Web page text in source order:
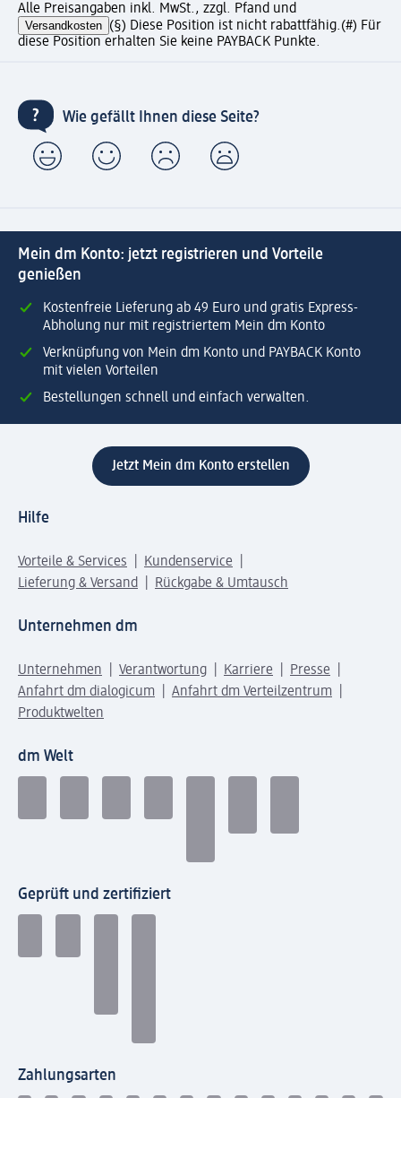
Alle Preisangaben inkl. MwSt., zzgl. Pfand und
Versandkosten (§) Diese Position ist nicht rabattfähig.(#) Für
diese Position erhalten Sie keine PAYBACK Punkte.
Wie gefällt Ihnen diese Seite?
Mein dm Konto: jetzt registrieren und Vorteile
genießen
Kostenfreie Lieferung ab 49 Euro und gratis Express-
Abholung nur mit registriertem Mein dm Konto
Verknüpfung von Mein dm Konto und PAYBACK Konto
mit vielen Vorteilen
Bestellungen schnell und einfach verwalten.
Jetzt Mein dm Konto erstellen
Hilfe
Vorteile & Services
Kundenservice
Lieferung & Versand
Rückgabe & Umtausch
Unternehmen dm
Unternehmen Verantwortung Karriere
Presse
Anfahrt dm dialogicum
Anfahrt dm Verteilzentrum
Produktwelten
dm Welt
Geprüft und zertifiziert
Zahlungsarten